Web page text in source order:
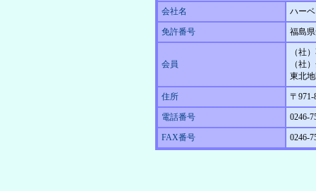
会社名 ハー
免許番号 福島
会員
（社
（社
東北
住所 〒
電話番号 0246-
FAX番号 0246-